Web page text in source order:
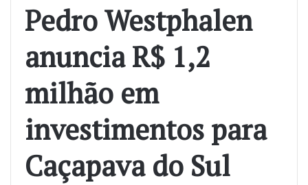
Pedro Westphalen
anuncia R$ 1,2
milhão em
investimentos para
Caçapava do Sul